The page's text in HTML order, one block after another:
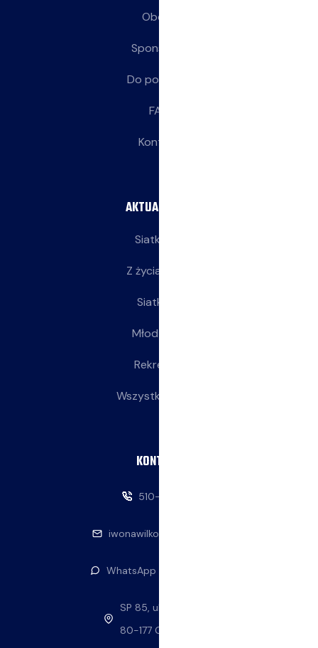
Obozy
Sponsorzy
Do pobrania
FAQ
Kontakt
AKTUALNOŚCI
Siatkarze
Z życia klubu
Siatkarki
Młodziczki
Rekreacja
Wszystkie wpisy
KONTAKT
510-146-069
iwonawilkowska@interia.pl
WhatsApp — napisz do nas
SP 85, ul. Stolema 59
80-177 Gdańsk